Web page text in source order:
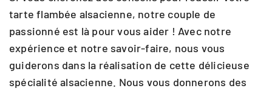
tarte flambée alsacienne, notre couple de
passionné est là pour vous aider ! Avec notre
expérience et notre savoir-faire, nous vous
guiderons dans la réalisation de cette délicieuse
spécialité alsacienne. Nous vous donnerons des